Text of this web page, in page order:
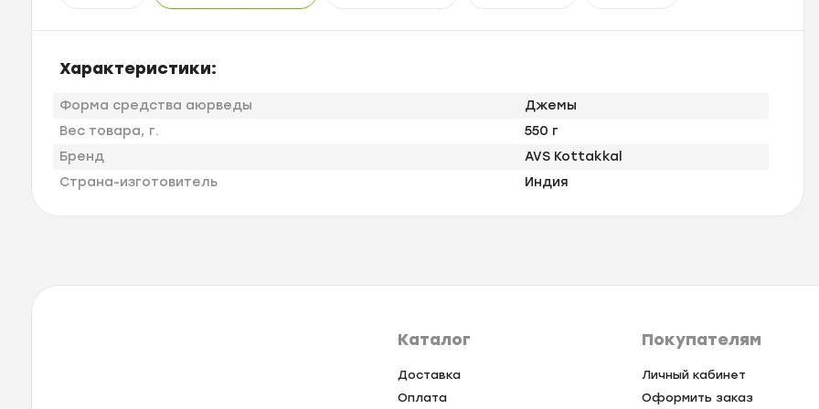
Характеристики:
Форма средства аюрведы
Джемы
Вес товара, г.
550 г
Бренд
AVS Kottakkal
Страна-изготовитель
Индия
Каталог
Доставка
Оплата
Покупателям
Личный кабинет
Оформить заказ